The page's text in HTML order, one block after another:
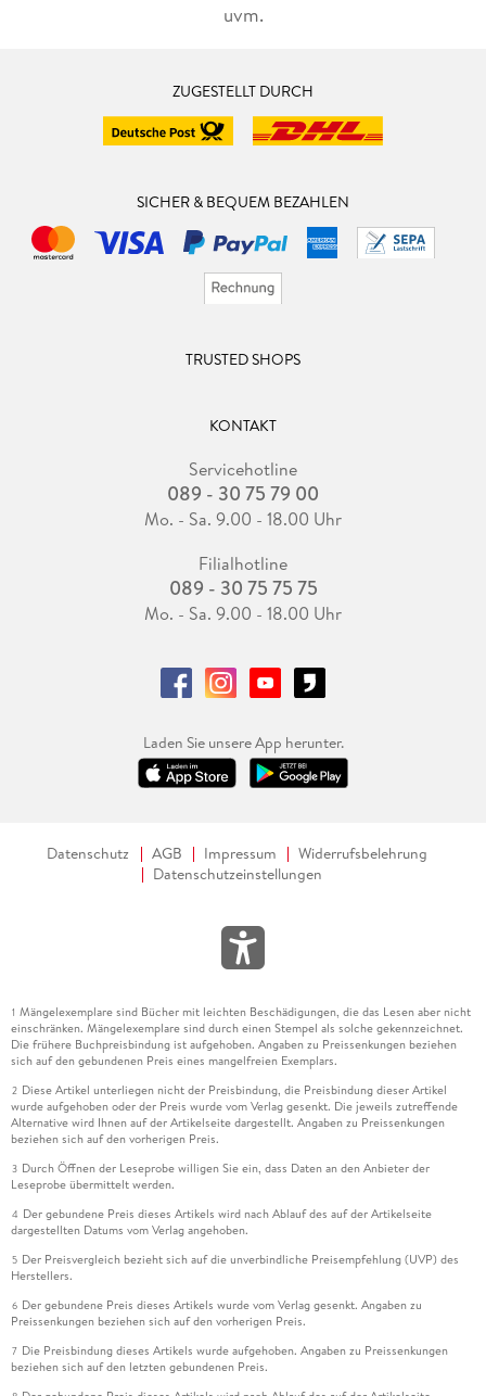
uvm.
ZUGESTELLT DURCH
SICHER & BEQUEM BEZAHLEN
TRUSTED SHOPS
KONTAKT
Servicehotline
089 - 30 75 79 00
Mo. - Sa. 9.00 - 18.00 Uhr
Filialhotline
089 - 30 75 75 75
Mo. - Sa. 9.00 - 18.00 Uhr
Laden Sie unsere App herunter.
Datenschutz AGB Impressum
Widerrufsbelehrung
Datenschutzeinstellungen
1 Mängelexemplare sind Bücher mit leichten Beschädigungen, die das Lesen aber nicht
einschränken. Mängelexemplare sind durch einen Stempel als solche gekennzeichnet.
Die frühere Buchpreisbindung ist aufgehoben. Angaben zu Preissenkungen beziehen
sich auf den gebundenen Preis eines mangelfreien Exemplars.
2 Diese Artikel unterliegen nicht der Preisbindung, die Preisbindung dieser Artikel
wurde aufgehoben oder der Preis wurde vom Verlag gesenkt. Die jeweils zutreffende
Alternative wird Ihnen auf der Artikelseite dargestellt. Angaben zu Preissenkungen
beziehen sich auf den vorherigen Preis.
3 Durch Öffnen der Leseprobe willigen Sie ein, dass Daten an den Anbieter der
Leseprobe übermittelt werden.
4 Der gebundene Preis dieses Artikels wird nach Ablauf des auf der Artikelseite
dargestellten Datums vom Verlag angehoben.
5 Der Preisvergleich bezieht sich auf die unverbindliche Preisempfehlung (UVP) des
Herstellers.
6 Der gebundene Preis dieses Artikels wurde vom Verlag gesenkt. Angaben zu
Preissenkungen beziehen sich auf den vorherigen Preis.
7 Die Preisbindung dieses Artikels wurde aufgehoben. Angaben zu Preissenkungen
beziehen sich auf den letzten gebundenen Preis.